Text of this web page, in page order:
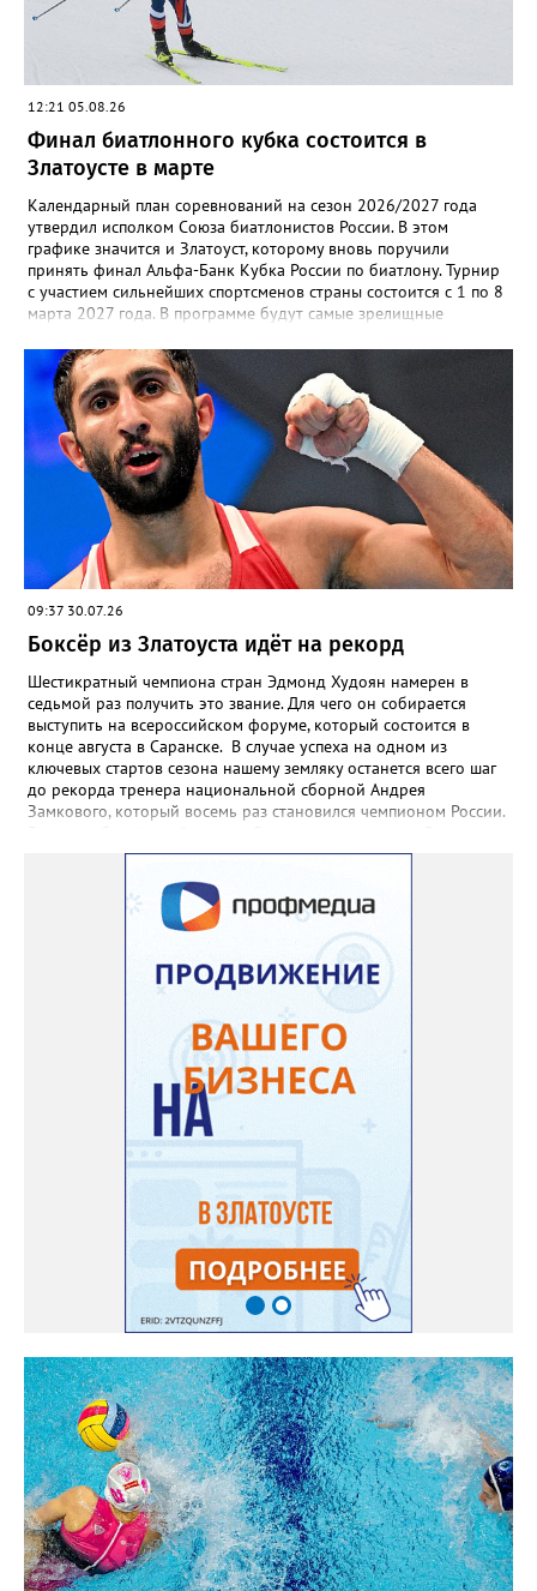
12:21 05.08.26
Финал биатлонного кубка состоится в
Златоусте в марте
Календарный план соревнований на сезон 2026/2027 года
утвердил исполком Союза биатлонистов России. В этом
графике значится и Златоуст, которому вновь поручили
принять финал Альфа-Банк Кубка России по биатлону. Турнир
с участием сильнейших спортсменов страны состоится с 1 по 8
марта 2027 года. В программе будут самые зрелищные
09:37 30.07.26
Боксёр из Златоуста идёт на рекорд
Шестикратный чемпиона стран Эдмонд Худоян намерен в
седьмой раз получить это звание. Для чего он собирается
выступить на всероссийском форуме, который состоится в
конце августа в Саранске. В случае успеха на одном из
ключевых стартов сезона нашему земляку останется всего шаг
до рекорда тренера национальной сборной Андрея
Замкового, который восемь раз становился чемпионом России.
стартует в Челябинске. На ринг ДС «Юность» выйдут как
сильнейшие мужчины, так и женщины — лидеры национальной
сборной. Они разыграют 13 комплектов наград.